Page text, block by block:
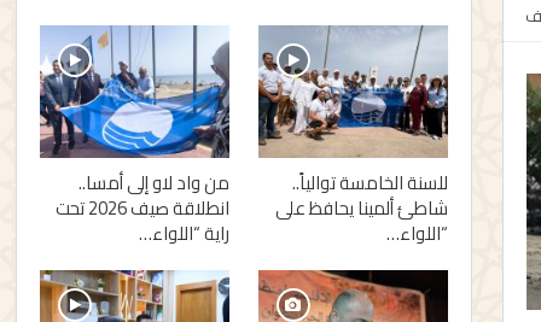
للسنة الخامسة توالياً..
شاطئ ألمينا يحافظ على
“اللواء…
من واد لاو إلى أمسا..
انطلاقة صيف 2026 تحت
راية “اللواء…